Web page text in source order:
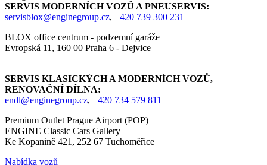
SERVIS MODERNÍCH VOZŮ A PNEUSERVIS:
servisblox@enginegroup.cz, +420 739 300 231
BLOX office centrum - podzemní garáže
Evropská 11, 160 00 Praha 6 - Dejvice
SERVIS KLASICKÝCH A MODERNÍCH VOZŮ,
RENOVAČNÍ DÍLNA:
endl@enginegroup.cz, +420 734 579 811
Premium Outlet Prague Airport (POP)
ENGINE Classic Cars Gallery
Ke Kopanině 421, 252 67 Tuchoměřice
Nabídka vozů